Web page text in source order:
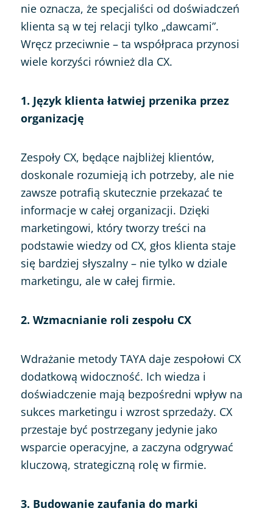
nie oznacza, że specjaliści od doświadczeń
klienta są w tej relacji tylko „dawcami”.
Wręcz przeciwnie – ta współpraca przynosi
wiele korzyści również dla CX.
1. Język klienta łatwiej przenika przez
organizację
Zespoły CX, będące najbliżej klientów,
doskonale rozumieją ich potrzeby, ale nie
zawsze potrafią skutecznie przekazać te
informacje w całej organizacji. Dzięki
marketingowi, który tworzy treści na
podstawie wiedzy od CX, głos klienta staje
się bardziej słyszalny – nie tylko w dziale
marketingu, ale w całej firmie.
2. Wzmacnianie roli zespołu CX
Wdrażanie metody TAYA daje zespołowi CX
dodatkową widoczność. Ich wiedza i
doświadczenie mają bezpośredni wpływ na
sukces marketingu i wzrost sprzedaży. CX
przestaje być postrzegany jedynie jako
wsparcie operacyjne, a zaczyna odgrywać
kluczową, strategiczną rolę w firmie.
3. Budowanie zaufania do marki